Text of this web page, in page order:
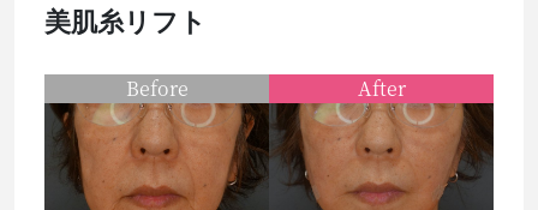
美肌糸リフト
Before After